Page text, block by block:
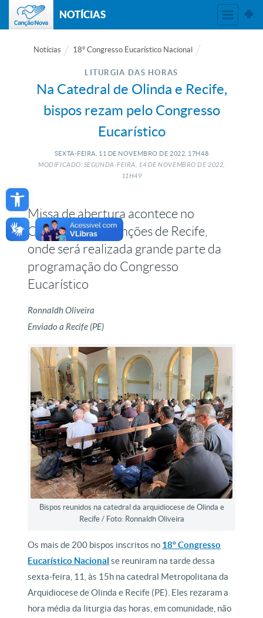
Open toolbar
NOTÍCIAS
Notícias 18º Congresso Eucarístico Nacional
LITURGIA DAS HORAS
Na Catedral de Olinda e Recife,
bispos rezam pelo Congresso
Eucarístico
SEXTA-FEIRA, 11 DE NOVEMBRO DE 2022, 17H48
MODIFICADO: SEGUNDA-FEIRA, 14 DENOVEMBRO DE 2022,
11H49
Missa de abertura acontece no
Centro de Convenções de Recife,
onde será realizada grande parte da
programação do Congresso
Eucarístico
Ronnaldh Oliveira
Enviado a Recife (PE)
Bispos reunidos na catedral da arquidiocese de Olinda e
Recife / Foto: Ronnaldh Oliveira
Os mais de 200 bispos inscritos no 18º Congresso
Eucarístico Nacional se reuniram na tarde dessa
sexta-feira, 11, às 15h na catedral Metropolitana da
Arquidiocese de Olinda e Recife (PE). Eles rezaram a
hora média da liturgia das horas, em comunidade, não